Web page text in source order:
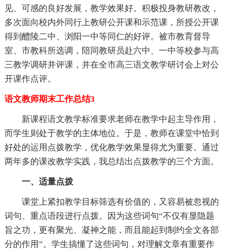
见、可感的良好发展，教学效果好。积极投身教研教改，
多次面向校内外同行上教研公开课和示范课，所授公开课
得到醴陵二中、浏阳一中等同仁的好评。被市教育督导
室、市教科所选调，陪同教研员赴六中、一中等校参与高
三教学调研并评课，并在全市高三语文教学研讨会上对公
开课作点评。
语文教师期末工作总结3
新课程语文教学标准要求老师在教学中起主导作用，
而学生则处于教学的主体地位。于是，教师在课堂中恰到
好处的运用点拨教学，优化教学效果显得尤为重要。通过
两年多的课改教学实践，我总结出点拨教学的三个方面。
一、适量点拨
课堂上紧扣教学目标筛选有价值的，又容易被忽视的
词句、重点语段进行点拨。因为这些词句“不仅有显隐题
旨之功，更有聚光、凝神之能，而且能起到制约全文各部
分的作用”。学生搞懂了这些词句，对理解文章有重要作